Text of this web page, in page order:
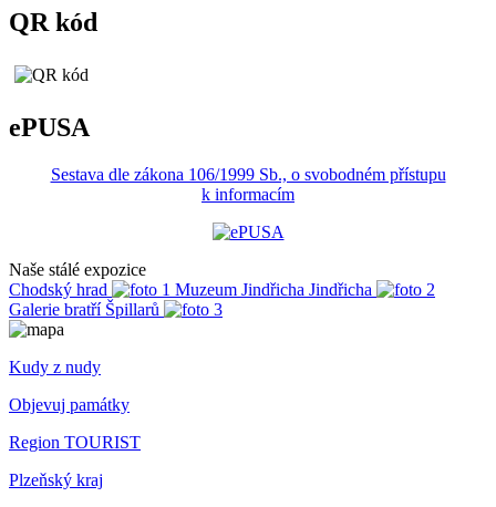
QR kód
ePUSA
Sestava dle zákona 106/1999 Sb., o svobodném přístupu
k informacím
Naše stálé expozice
Chodský hrad
Muzeum Jindřicha Jindřicha
Galerie bratří Špillarů
Kudy z nudy
Objevuj památky
Region TOURIST
Plzeňský kraj